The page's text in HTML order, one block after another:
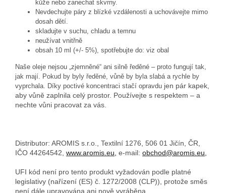
kůže nebo zanechat skvrny.
Nevdechujte páry z blízké vzdálenosti a uchovávejte mimo
dosah dětí.
skladujte v suchu, chladu a temnu
neužívat vnitřně
obsah 10 ml (+/- 5%), spotřebujte do: viz obal
Naše oleje nejsou „zjemněné“ ani silně ředěné – proto fungují tak,
jak mají. Pokud by byly ředěné, vůně by byla slabá a rychle by
vyprchala. Díky poctivé koncentraci stačí opravdu jen pár kapek,
aby vůně zaplnila celý prostor. Používejte s respektem – a
nechte vůni pracovat za vás.
Distributor: AROMIS s.r.o., Textilní 1276, 506 01 Jičín, ČR,
IČO 44264542, www.aromis.eu, e-mail: obchod@aromis.eu,
UFI kód není pro tento produkt vyžadován podle platné
legislativy (nařízení (ES) č. 1272/2008 (CLP)), protože směs
není dále upravována ani nově vyráběna.